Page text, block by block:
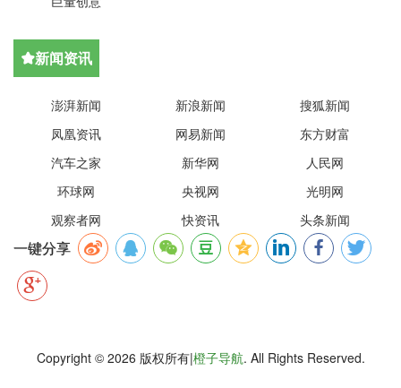
新闻资讯
澎湃新闻 新浪新闻
搜狐新闻
凤凰资讯
网易新闻
东方财富
汽车之家
新华网
人民网
环球网
央视网
光明网
观察者网
快资讯 头条新闻
一键分享
Copyright © 2026 版权所有|橙子导航. All Rights Reserved.